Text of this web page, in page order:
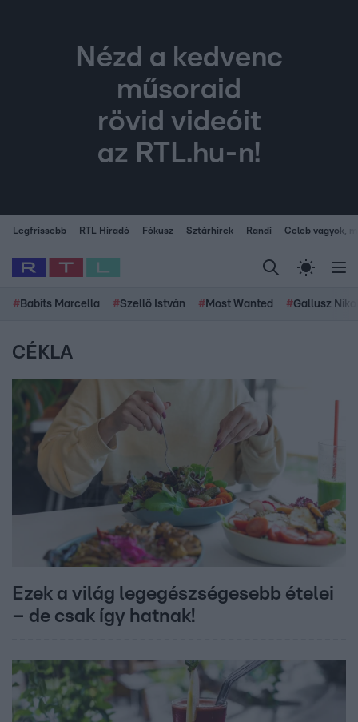
Nézd a kedvenc
műsoraid
rövid videóit
az RTL.hu-n!
Legfrissebb RTL Híradó Fókusz Sztárhírek Randi Celeb vagyok,
# Babits Marcella #Szellő István # Most Wanted #Gallusz
CÉKLA
Ezek a világ legegészségesebb ételei
– de csak így hatnak!